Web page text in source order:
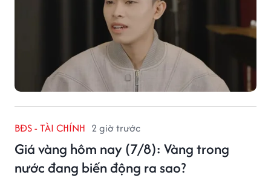
BĐS - TÀI CHÍNH 2 giờ trước
Giá vàng hôm nay (7/8): Vàng trong
nước đang biến động ra sao?